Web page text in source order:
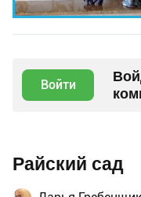
Войти
Райский сад